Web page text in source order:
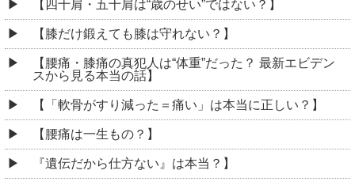
【四十肩・五十肩は“歳のせい”ではない？】
【膝だけ鍛えても膝は守れない？】
【腰痛・膝痛の真犯人は“体重”だった？ 最新エビデン
スから見る本当の話】
【「軟骨がすり減った＝痛い」は本当に正しい？】
【腰痛は一生もの？】
『遺伝だから仕方ない』は本当？】